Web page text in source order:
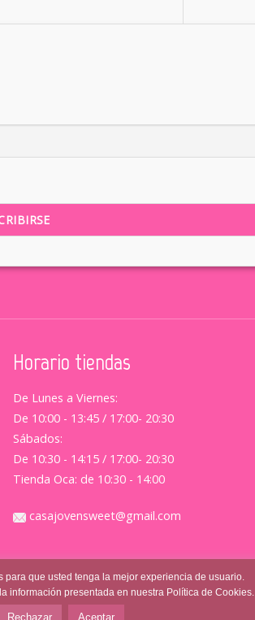
Horario tiendas
De Lunes a Viernes:
De 10:00 - 13:45 / 17:00- 20:30
Sábados:
De 10:30 - 14:15 / 17:00- 20:30
Tienda Oca: de 10:30 - 14:00
casajovensweet@gmail.com
y Condiciones
que usted tenga la mejor experiencia de usuario.
información presentada en nuestra Política de Cookies.
Rechazar Aceptar